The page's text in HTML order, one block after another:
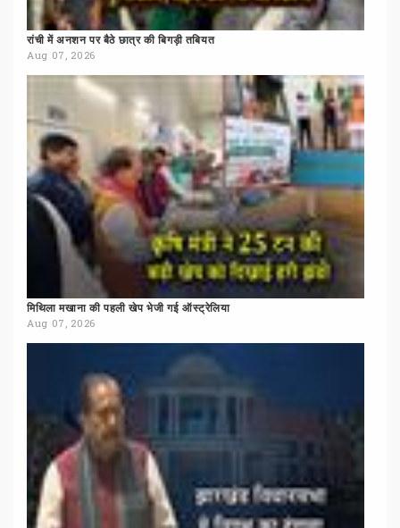
रांची में अनशन पर बैठे छात्र की बिगड़ी तबियत
Aug 07, 2026
मिथिला मखाना की पहली खेप भेजी गई ऑस्ट्रेलिया
Aug 07, 2026